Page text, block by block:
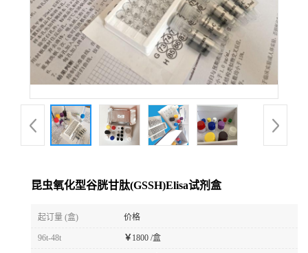
昆虫氧化型谷胱甘肽(GSSH)Elisa试剂盒
起订量 (盒) 价格
96t-48t ￥ 1800 /盒